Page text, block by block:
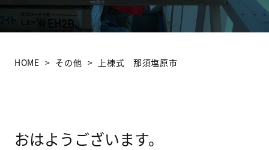
HOME その他 上棟式 那須塩原市
おはようございます。